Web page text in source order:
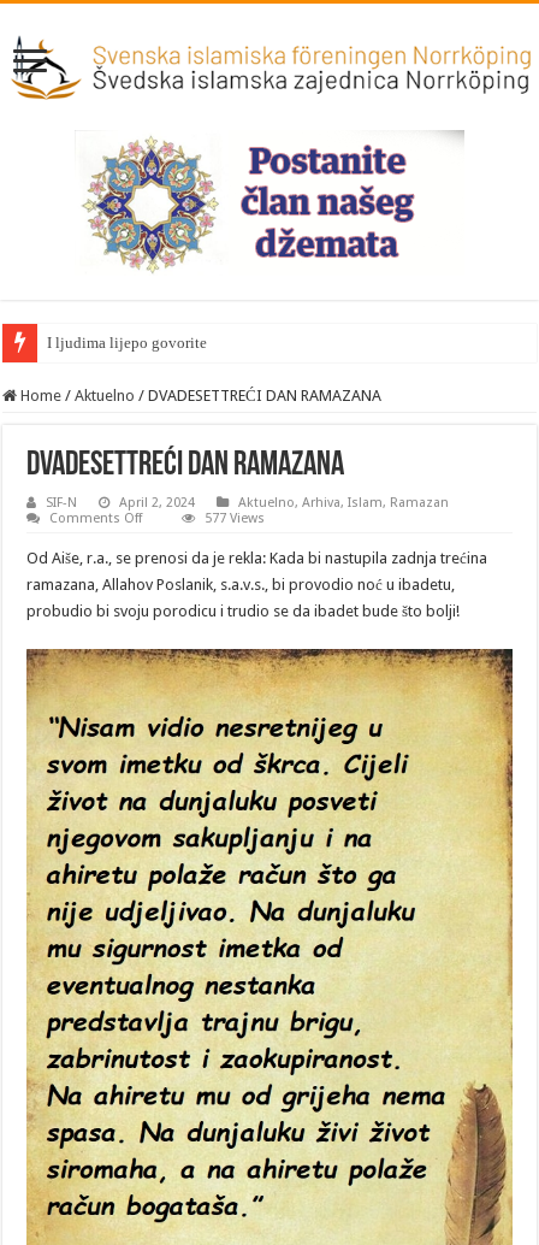
I ljudima lijepo govorite
Home / Aktuelno / DVADESETTREĆI DAN RAMAZANA
DVADESETTREĆI DAN RAMAZANA
SIF-N April 2, 2024 Aktuelno,Arhiva,Islam, Ramazan
Comments Offon
RAMAZANA
577 Views
Od Aiše, r.a., se prenosi da je rekla: Kada bi nastupila zadnja trećina
ramazana, Allahov Poslanik, s.a.v.s., bi provodio noć u ibadetu,
probudio bi svoju porodicu i trudio se da ibadet bude što bolji!